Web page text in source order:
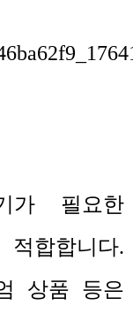
가 필요한
합합니다.
상품 등은